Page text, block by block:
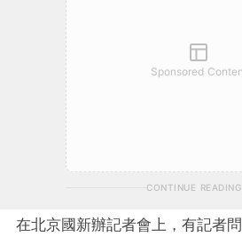
Sponsored
CONTINUE READING
在北京國新辦記者會上，有記者